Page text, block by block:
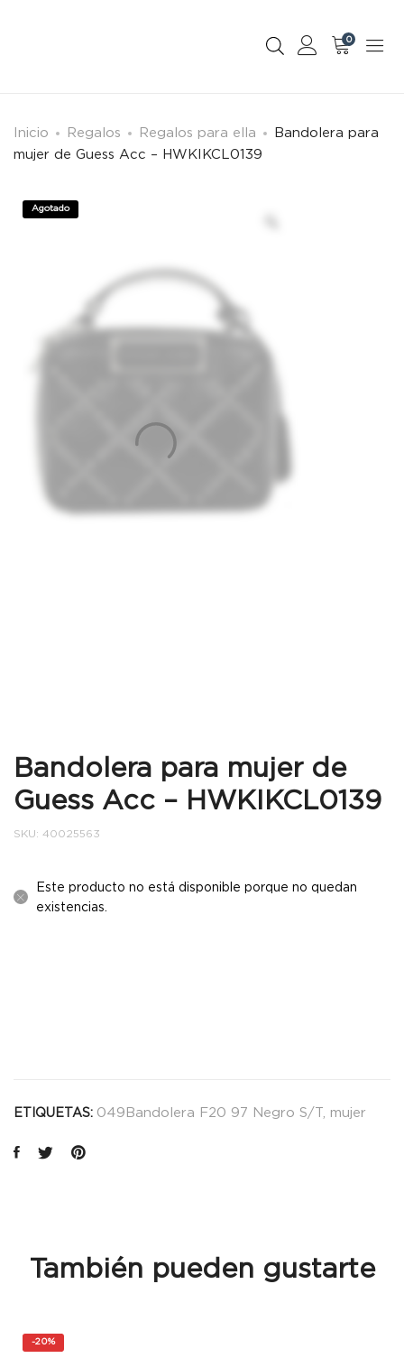
0
Inicio Regalos Regalos para ella
Bandolera para
mujer de Guess Acc – HWKIKCL0139
Agotado
Bandolera para mujer de
Guess Acc – HWKIKCL0139
SKU: 40025563
Este producto no está disponible porque no quedan
existencias.
ETIQUETAS: 049Bandolera F20 97 Negro S/T mujer
También pueden gustarte
-20%